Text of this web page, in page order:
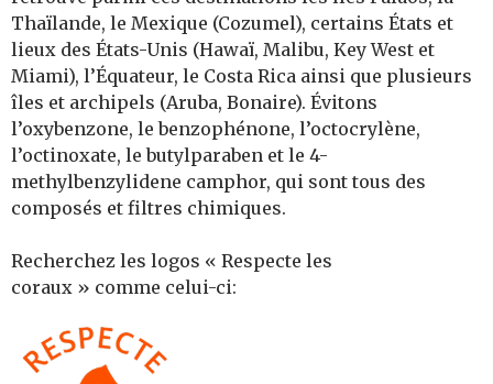
Thaïlande, le Mexique (Cozumel), certains États et
lieux des États-Unis (Hawaï, Malibu, Key West et
Miami), l’Équateur, le Costa Rica ainsi que plusieurs
îles et archipels (Aruba, Bonaire). Évitons
l’oxybenzone, le benzophénone, l’octocrylène,
l’octinoxate, le butylparaben et le 4-
methylbenzylidene camphor, qui sont tous des
composés et filtres chimiques.
Recherchez les logos « Respecte les
coraux » comme celui-ci: